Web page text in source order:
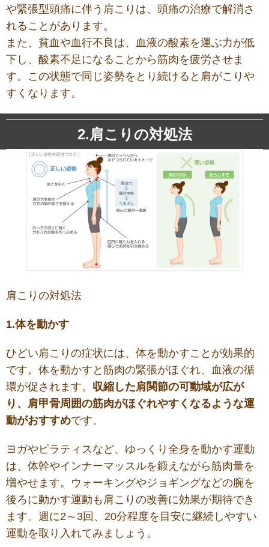
や緊張型頭痛に伴う肩こりは、頭痛の治療で解消さ
れることがあります。
また、貧血や血行不良は、血液の酸素を運ぶ力が低
下し、酸素不足になることから筋肉を疲労させま
す。この状態で同じ姿勢をとり続けると肩がこりや
すくなります。
2.肩こりの対処法
肩こりの対処法
1.体を動かす
ひどい肩こりの症状には、体を動かすことが効果的
です。体を動かすと筋肉の緊張がほぐれ、血液の循
環が促されます。 収縮した肩関節の可動域が広が
り、肩甲骨周囲の筋肉がほぐれやすくなるような運
動がおすすめです。
ヨガやピラティスなど、ゆっくり全身を動かす運動
は、体幹やインナーマッスルを鍛えながら筋肉量を
増やせます。ウォーキングやジョギングなどの腕を
後ろに動かす運動も肩こりの改善に効果が期待でき
ます。週に2～3回、20分程度を目安に継続しやすい
運動を取り入れてみましょう。